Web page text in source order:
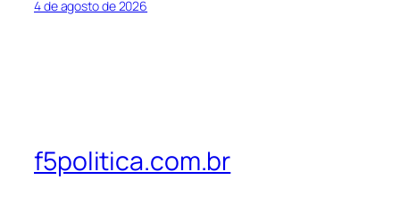
4 de agosto de 2026
f5politica.com.br